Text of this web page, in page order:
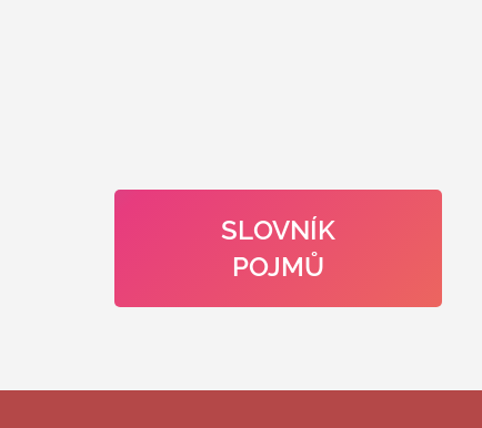
SLOVNÍK
POJMŮ